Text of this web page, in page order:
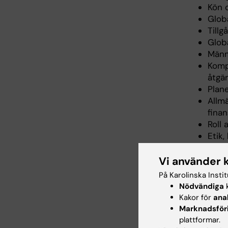
Kön
Roll
Vi använder
På Karolinska
Nödvändiga
Kakor för
plattformar.